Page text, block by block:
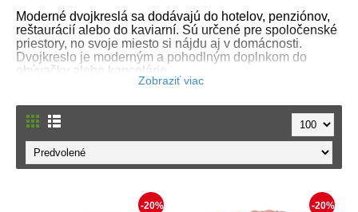
Moderné dvojkreslá sa dodávajú do hotelov, penziónov,
reštaurácií alebo do kaviarní. Sú určené pre spoločenské
priestory, no svoje miesto si nájdu aj v domácnosti.
Dvojkreslo je moderným a pohodlným doplnkom do
obývačky alebo kancelárie.
-20% -20%